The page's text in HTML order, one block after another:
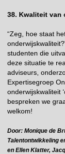
38. Kwaliteit
“Zeg, hoe staat
studenten die
deze situatie te
adviseurs,
Expertisegroep
onderwijskwaliteit
bespreken we
welkom!
Door: Monique de
Talentontwikkeling
en Ellen Klatter,